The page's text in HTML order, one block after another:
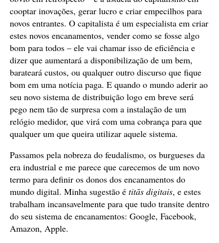
cooptar inovações, gerar lucro e criar empecilhos para
novos entrantes. O capitalista é um especialista em criar
estes novos encanamentos, vender como se fosse algo
bom para todos – ele vai chamar isso de eficiência e
dizer que aumentará a disponibilização de um bem,
barateará custos, ou qualquer outro discurso que fique
bom em uma notícia paga. E quando o mundo aderir ao
seu novo sistema de distribuição logo em breve será
pego nem tão de surpresa com a instalação de um
relógio medidor, que virá com uma cobrança para que
qualquer um que queira utilizar aquele sistema.
Passamos pela nobreza do feudalismo, os burgueses da
era industrial e me parece que carecemos de um novo
termo para definir os donos dos encanamentos do
mundo digital. Minha sugestão é titãs digitais, e estes
trabalham incansavelmente para que tudo transite dentro
do seu sistema de encanamentos: Google, Facebook,
Amazon, Apple.